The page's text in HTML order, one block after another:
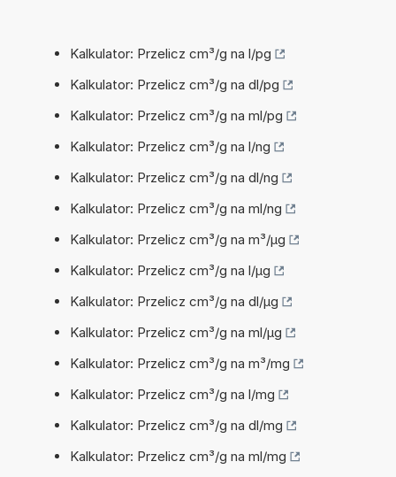
Kalkulator: Przelicz cm³/g na l/pg
Kalkulator: Przelicz cm³/g na dl/pg
Kalkulator: Przelicz cm³/g na ml/pg
Kalkulator: Przelicz cm³/g na l/ng
Kalkulator: Przelicz cm³/g na dl/ng
Kalkulator: Przelicz cm³/g na ml/ng
Kalkulator: Przelicz cm³/g na m³/µg
Kalkulator: Przelicz cm³/g na l/µg
Kalkulator: Przelicz cm³/g na dl/µg
Kalkulator: Przelicz cm³/g na ml/µg
Kalkulator: Przelicz cm³/g na m³/mg
Kalkulator: Przelicz cm³/g na l/mg
Kalkulator: Przelicz cm³/g na dl/mg
Kalkulator: Przelicz cm³/g na ml/mg